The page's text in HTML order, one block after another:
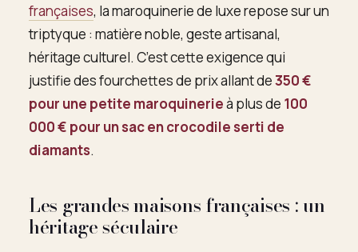
françaises, la maroquinerie de luxe repose sur un
triptyque : matière noble, geste artisanal,
héritage culturel. C’est cette exigence qui
justifie des fourchettes de prix allant de350 €
pour une petite maroquinerieà plus de 100
000 € pour un sac en crocodile serti de
diamants.
Les grandes maisons françaises : un
héritage séculaire